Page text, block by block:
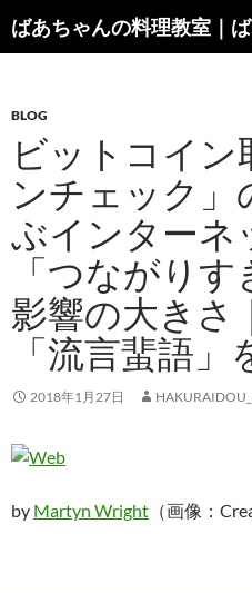
ン
ツ
プ
索
BLOG
ビットコイン
ンチェック」
ぶインターネ
「つながり
影響の大きさ
「流言蜚語」
2018年1月27日
by Martyn Wright （画像：